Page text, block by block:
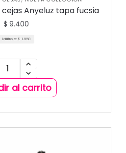
Anyeluz tapa fucsia
$ 9.400
Mililitro a: $ 1.958
al carrito